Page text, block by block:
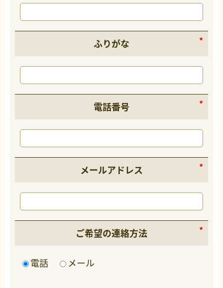
ふりがな
電話番号
メールアドレス
ご希望の連絡方法
電話 メール